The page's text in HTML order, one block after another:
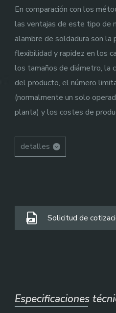
En comparación con los
las ventajas de este tipo de
alambre de soldadura son la
flexibilidad y rapidez en los
los tamaños de diámetro, la
del producto, el número
(normalmente un solo
planta) y los costes de
detalles
Solicitud de
Especificaciones